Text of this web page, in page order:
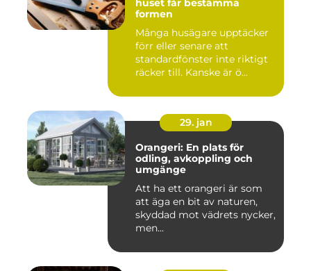
huset får bestämma
formen
Många husägare upptäcker
förr eller senare att
standardfönster inte riktigt
räcker till. Kanske är ö...
29. jan
Orangeri: En plats för
odling, avkoppling och
umgänge
Att ha ett orangeri är som
att äga en bit av naturen,
skyddad mot vädrets nycker,
men...